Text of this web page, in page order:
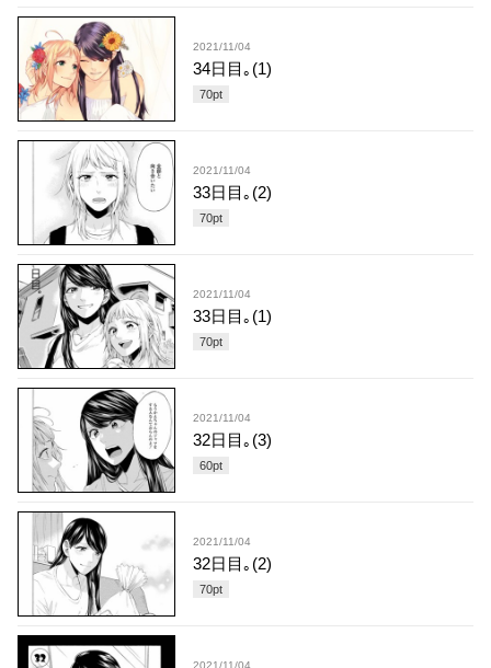
2021/11/04
34日目｡(1)
70pt
2021/11/04
33日目｡(2)
70pt
2021/11/04
33日目｡(1)
70pt
2021/11/04
32日目｡(3)
60pt
2021/11/04
32日目｡(2)
70pt
2021/11/04